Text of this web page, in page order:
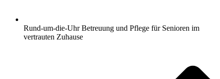
Rund-um-die-Uhr Betreuung und Pflege für Senioren im
vertrauten Zuhause